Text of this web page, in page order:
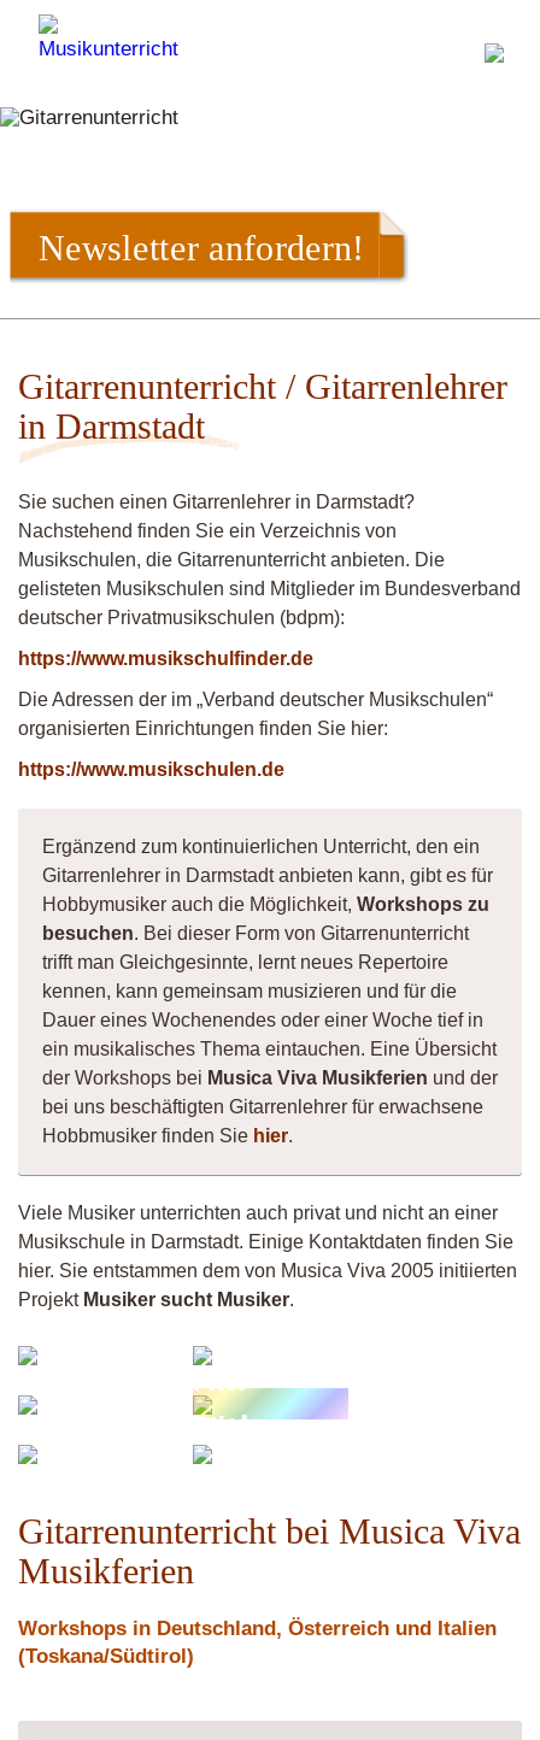
Newsletter anfordern!
Gitarrenunterricht / Gitarrenlehrer
in Darmstadt
Sie suchen einen Gitarrenlehrer in Darmstadt?
Nachstehend finden Sie ein Verzeichnis von
Musikschulen, die Gitarrenunterricht anbieten. Die
gelisteten Musikschulen sind Mitglieder im Bundesverband
deutscher Privatmusikschulen (bdpm):
https://www.musikschulfinder.de
Die Adressen der im „Verband deutscher Musikschulen“
organisierten Einrichtungen finden Sie hier:
https://www.musikschulen.de
Ergänzend zum kontinuierlichen Unterricht, den ein
Gitarrenlehrer in Darmstadt anbieten kann, gibt es für
Hobbymusiker auch die Möglichkeit, Workshops zu
besuchen. Bei dieser Form von Gitarrenunterricht
trifft man Gleichgesinnte, lernt neues Repertoire
kennen, kann gemeinsam musizieren und für die
Dauer eines Wochenendes oder einer Woche tief in
ein musikalisches Thema eintauchen. Eine Übersicht
der Workshops bei Musica Viva Musikferien und der
bei uns beschäftigten Gitarrenlehrer für erwachsene
Hobbmusiker finden Sie hier.
Viele Musiker unterrichten auch privat und nicht an einer
Musikschule in Darmstadt. Einige Kontaktdaten finden Sie
hier. Sie entstammen dem von Musica Viva 2005 initiierten
Projekt Musiker sucht Musiker.
Tim
Stolzmann
Gitarre
Gitarrenunterricht bei Musica Viva
Musikferien
Workshops in Deutschland, Österreich und Italien
(Toskana/Südtirol)